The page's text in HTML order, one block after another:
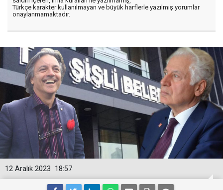
Türkçe karakter kullanılmayan ve büyük harflerle yazılmış yorumlar
onaylanmamaktadır.
18:57
12 Aralık 2023